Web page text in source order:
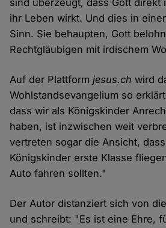
sind überzeugt, dass Gott direkt
ihr Leben wirkt. Und dies in
Sinn. Sie behaupten, Gott
Rechtgläubigen mit irdischem
Auf der Plattformjesus.ch wird
Wohlstandsevangelium so
dass wir als Königskinder
haben, ist inzwischen weit
vertreten sogar die Ansicht,
Königskinder erste Klasse
Auto fahren sollten."
Der Autor distanziert sich von
und schreibt: "Es ist eine Ehre,